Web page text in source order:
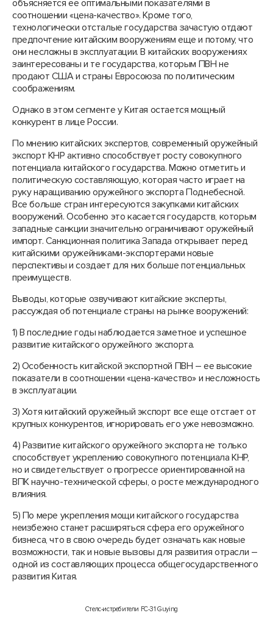
объясняется ее оптимальными показателями в
соотношении «цена-качество». Кроме того,
технологически отсталые государства зачастую отдают
предпочтение китайским вооружениям еще и потому, что
они несложны в эксплуатации. В китайских вооружениях
заинтересованы и те государства, которым ПВН не
продают США и страны Евросоюза по политическим
соображениям.
Однако в этом сегменте у Китая остается мощный
конкурент в лице России.
По мнению китайских экспертов, современный оружейный
экспорт КНР активно способствует росту совокупного
потенциала китайского государства. Можно отметить и
политическую составляющую, которая часто играет на
руку наращиванию оружейного экспорта Поднебесной.
Все больше стран интересуются закупками китайских
вооружений. Особенно это касается государств, которым
западные санкции значительно ограничивают оружейный
импорт. Санкционная политика Запада открывает перед
китайскими оружейниками-экспортерами новые
перспективы и создает для них больше потенциальных
преимуществ.
Выводы, которые озвучивают китайские эксперты,
рассуждая об потенциале страны на рынке вооружений:
1) В последние годы наблюдается заметное и успешное
развитие китайского оружейного экспорта.
2) Особенность китайской экспортной ПВН – ее высокие
показатели в соотношении «цена-качество» и несложность
в эксплуатации.
3) Хотя китайский оружейный экспорт все еще отстает от
крупных конкурентов, игнорировать его уже невозможно.
4) Развитие китайского оружейного экспорта не только
способствует укреплению совокупного потенциала КНР,
но и свидетельствует о прогрессе ориентированной на
ВПК научно-технической сферы, о росте международного
влияния.
5) По мере укрепления мощи китайского государства
неизбежно станет расширяться сфера его оружейного
бизнеса, что в свою очередь будет означать как новые
возможности, так и новые вызовы для развития отрасли –
одной из составляющих процесса общегосударственного
развития Китая.
Стелс-истребители FC-31 Guying